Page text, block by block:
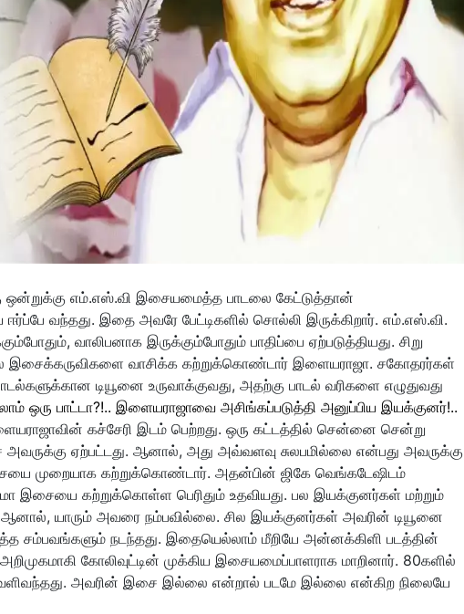
ஒன்றுக்கு எம்.எஸ்.வி இசையமைத்த பாடலை கேட்டுத்தான்
ஈர்ப்பே வந்தது. இதை அவரே பேட்டிகளில் சொல்லி இருக்கிறார். எம்.எஸ்.வி.
வாலிபனாக இருக்கும்போதும் பாதிப்பை ஏற்படுத்தியது. சிறு
இசைக்கருவிகளை வாசிக்க கற்றுக்கொண்டார் இளையராஜா. சகோதரர்கள்
டியூனை உருவாக்குவது, அதற்கு பாடல் வரிகளை எழுதுவது
ஒரு பாட்டா?!.. இளையராஜாவை அசிங்கப்படுத்தி அனுப்பிய இயக்குனர்!..
கச்சேரி இடம் பெற்றது. ஒரு கட்டத்தில் சென்னை சென்று
ஏற்பட்டது. ஆனால், அது அவ்வளவு சுலபமில்லை என்பது அவருக்கு
முறையாக கற்றுக்கொண்டார். அதன்பின் ஜிகே வெங்கடேஷிடம்
இசையை கற்றுக்கொள்ள பெரிதும் உதவியது. பல இயக்குனர்கள் மற்றும்
ஆனால், யாரும் அவரை நம்பவில்லை. சில இயக்குனர்கள் அவரின் டியூனை
சம்பவங்களும் நடந்தது. இதையெல்லாம் மீறியே அன்னக்கிளி படத்தின்
கோலிவுட்டின் முக்கிய இசையமைப்பாளராக மாறினார். 80களில்
அவரின் இசை இல்லை என்றால் படமே இல்லை என்கிற நிலையே